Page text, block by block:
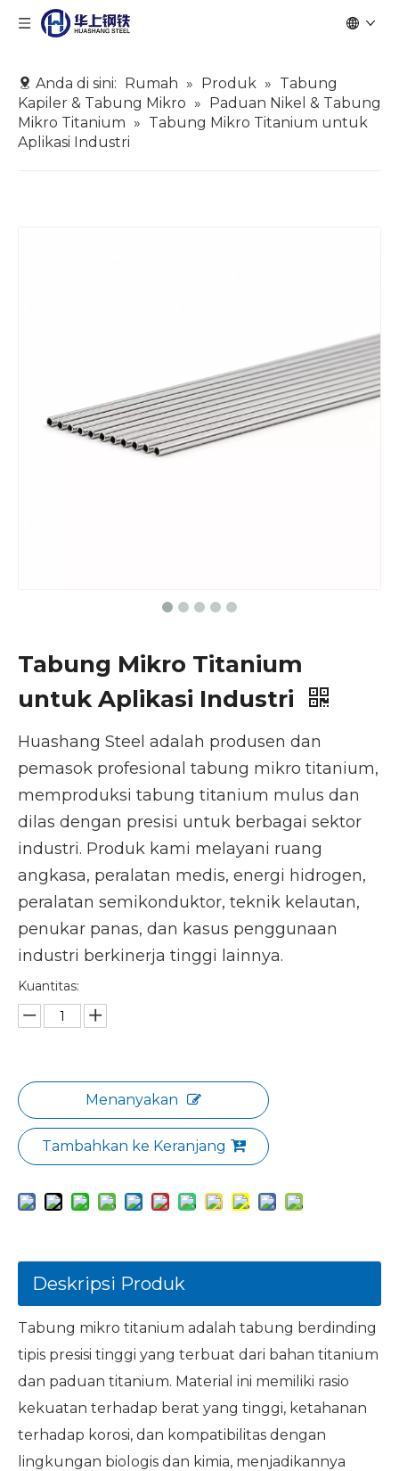
Anda di sini: Rumah » Produk » Tabung
Kapiler & Tabung Mikro » Paduan Nikel & Tabung
Mikro Titanium » Tabung Mikro Titanium untuk
Aplikasi Industri
Tabung Mikro Titanium
untuk Aplikasi Industri
Huashang Steel adalah produsen dan
pemasok profesional tabung mikro titanium,
memproduksi tabung titanium mulus dan
dilas dengan presisi untuk berbagai sektor
industri. Produk kami melayani ruang
angkasa, peralatan medis, energi hidrogen,
peralatan semikonduktor, teknik kelautan,
penukar panas, dan kasus penggunaan
industri berkinerja tinggi lainnya.
Kuantitas:
Menanyakan
Tambahkan ke Keranjang
Deskripsi Produk
Tabung mikro titanium adalah tabung berdinding
tipis presisi tinggi yang terbuat dari bahan titanium
dan paduan titanium. Material ini memiliki rasio
kekuatan terhadap berat yang tinggi, ketahanan
terhadap korosi, dan kompatibilitas dengan
lingkungan biologis dan kimia, menjadikannya